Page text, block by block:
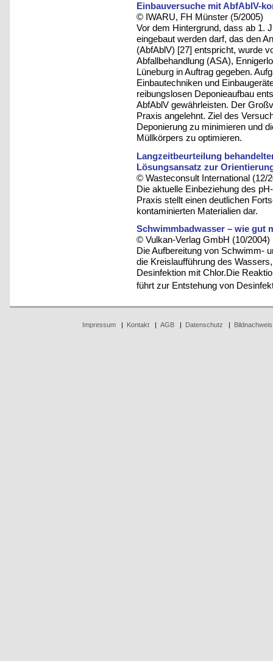
Einbauversuche mit AbfAblV-
© IWARU, FH Münster (5/2005)
Vor dem Hintergrund, dass ab 1.
eingebaut werden darf, das den
(AbfAblV) [27] entspricht, wurde
Abfallbehandlung (ASA),
Lüneburg in Auftrag gegeben.
Einbautechniken und
reibungslosen Deponieaufbau
AbfAblV gewährleisten. Der
Praxis angelehnt. Ziel des
Deponierung zu minimieren und
Müllkörpers zu optimieren.
Langzeitbeurteilung
Lösungsansatz zur
© Wasteconsult International (12/
Die aktuelle Einbeziehung des
Praxis stellt einen deutlichen
kontaminierten Materialien dar.
Schwimmbadwasser – wie gut
© Vulkan-Verlag GmbH (10/2004)
Die Aufbereitung von Schwimm-
die Kreislaufführung des
Desinfektion mit Chlor.Die
führt zur Entstehung von
Impressum| Kontakt| AGB| Datenschutz Bildnachweis